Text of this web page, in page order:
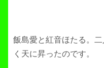
飯島愛と紅音ほたる。
く天に昇ったのです。